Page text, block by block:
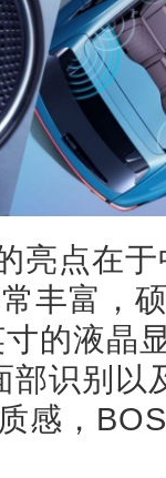
亮点在
丰富，
的液晶
部识别以
感，